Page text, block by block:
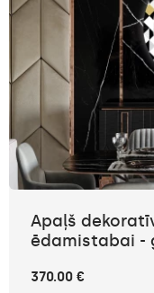
Apaļš
ēdamistabai -
370.00 €